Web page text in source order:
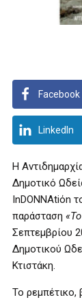
Facebook
LinkedIn
Η
Δημοτικό
InDONNAtiόn
παράσταση
Σεπτεμβρίου
Δημοτικού
Κτιστάκη.
Το ρεμπέτικο,